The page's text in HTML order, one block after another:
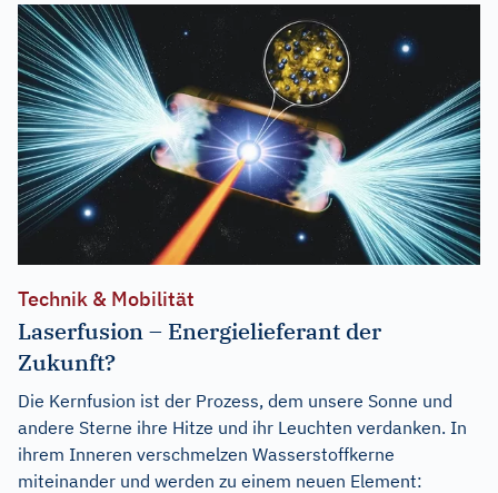
Technik & Mobilität
Laserfusion – Energielieferant der
Zukunft?
Die Kernfusion ist der Prozess, dem unsere Sonne und
andere Sterne ihre Hitze und ihr Leuchten verdanken. In
ihrem Inneren verschmelzen Wasserstoffkerne
miteinander und werden zu einem neuen Element: